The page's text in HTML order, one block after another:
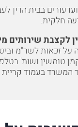
בבית הדין
חלקית.
לקצבת שירותים
זכאות לשר"מ
טומשין ושות'
המשרד בעמוד